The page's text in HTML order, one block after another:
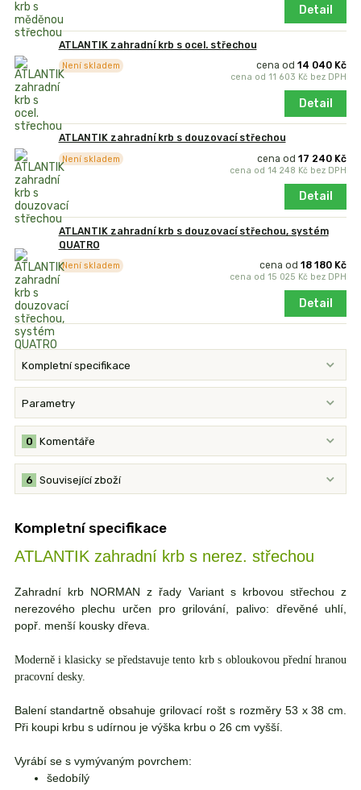
Detail
ATLANTIK zahradní krb s ocel. střechou
cena od14 040 Kč
cena od11 603 Kč bez DPH
Není skladem
Detail
ATLANTIK zahradní krb s douzovací střechou
cena od17 240 Kč
cena od14 248 Kč bez DPH
Není skladem
Detail
ATLANTIK zahradní krb s douzovací střechou, systém
QUATRO
cena od18 180 Kč
cena od15 025 Kč bez DPH
Není skladem
Detail
Kompletní specifikace
Parametry
Komentáře
0
Související zboží
6
Kompletní specifikace
ATLANTIK zahradní krb s nerez. střechou
Zahradní krb NORMAN z řady Variant s krbovou střechou z
nerezového plechu určen pro grilování, palivo: dřevěné uhlí,
popř. menší kousky dřeva.
Moderně i klasicky se představuje tento krb s obloukovou přední hranou
pracovní desky.
Balení standartně obsahuje grilovací rošt s rozměry 53 x 38 cm.
Při koupi krbu s udírnou je výška krbu o 26 cm vyšší.
Vyrábí se s vymývaným povrchem:
šedobílý